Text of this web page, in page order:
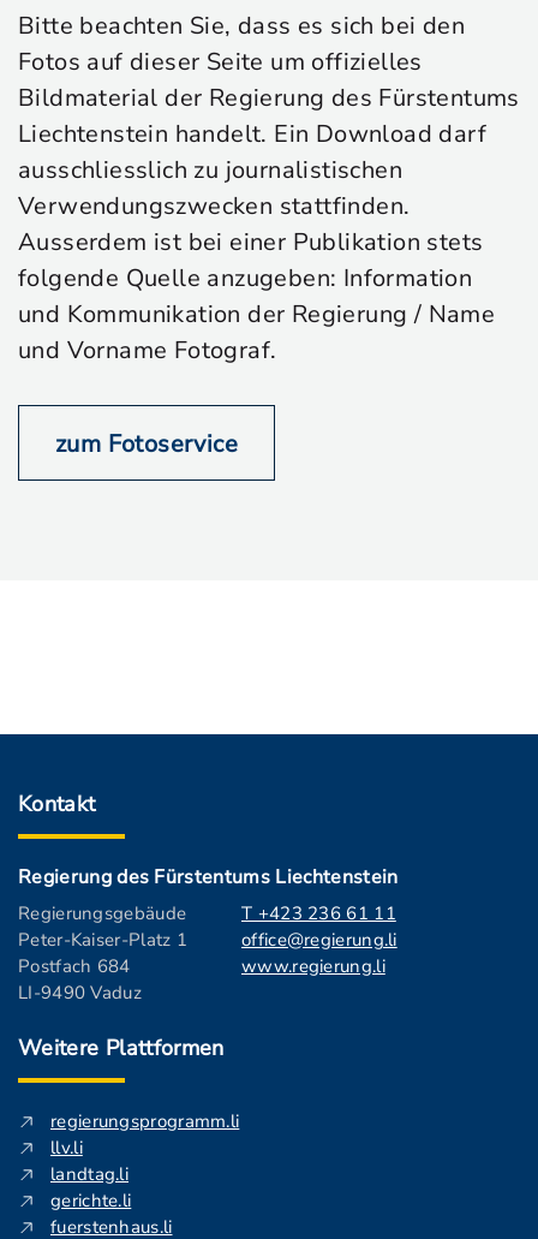
Bitte beachten Sie, dass es sich bei den
Fotos auf dieser Seite um offizielles
Bildmaterial der Regierung des Fürstentums
Liechtenstein handelt. Ein Download darf
ausschliesslich zu journalistischen
Verwendungszwecken stattfinden.
Ausserdem ist bei einer Publikation stets
folgende Quelle anzugeben: Information
und Kommunikation der Regierung / Name
und Vorname Fotograf.
zum Fotoservice
Kontakt
Regierung des Fürstentums Liechtenstein
Regierungsgebäude
Peter-Kaiser-Platz 1
Postfach 684
LI-9490 Vaduz
T +423 236 61 11
office@regierung.li
www.regierung.li
Weitere Plattformen
regierungsprogramm.li
llv.li
landtag.li
gerichte.li
fuerstenhaus.li